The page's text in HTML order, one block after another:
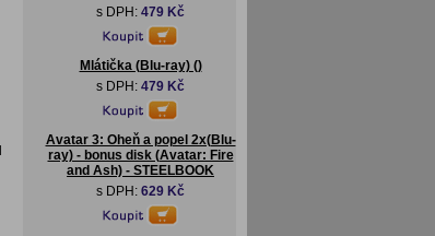
s DPH: 479 Kč
Mlátička (Blu-ray) ()
s DPH: 479 Kč
Avatar 3: Oheň a popel 2x(Blu-
ray) - bonus disk (Avatar: Fire
and Ash) - STEELBOOK
s DPH: 629 Kč